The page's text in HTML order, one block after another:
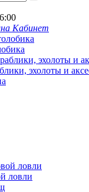
Кабинет
эхолоты и
ловли